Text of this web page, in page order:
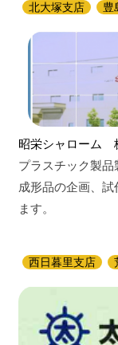
北大塚支店 豊
昭栄シャローム
プラスチック製
成形品の企画、
ます。
西日暮里支店